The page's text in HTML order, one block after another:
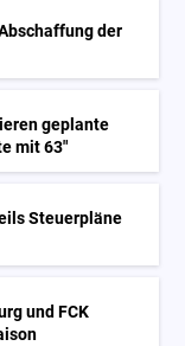
der
geplante
mit 63"
Steuerpläne
und FCK